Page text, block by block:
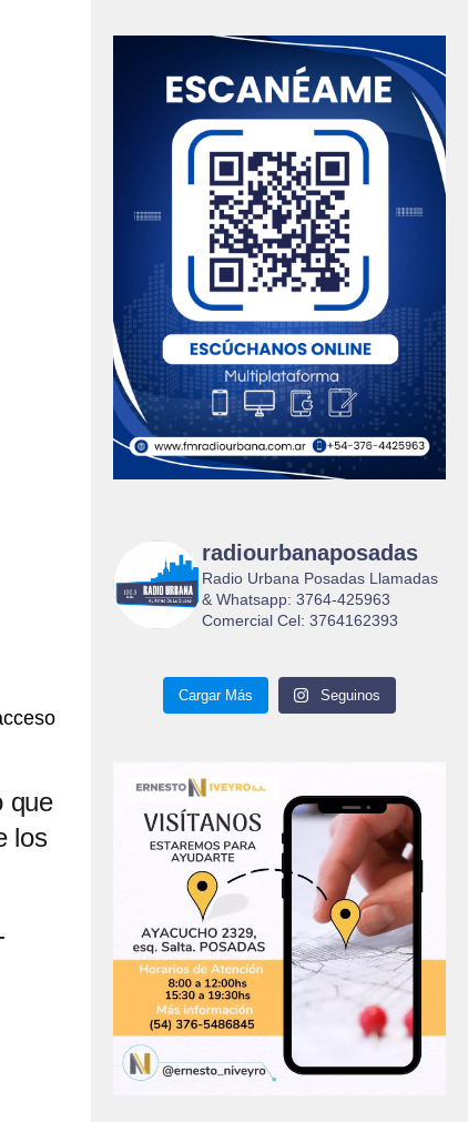
que
los
radiourbanaposadas
Radio Urbana Posadas Llamadas
& Whatsapp: 3764-425963
Comercial Cel: 3764162393
Cargar Más Seguinos